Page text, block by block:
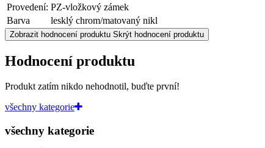
Provedení: PZ-vložkový zámek
Barva
lesklý chrom/matovaný nikl
Zobrazit hodnocení produktu Skrýt hodnocení produktu
Hodnocení produktu
Produkt zatím nikdo nehodnotil, buďte první!
všechny kategorie
všechny kategorie